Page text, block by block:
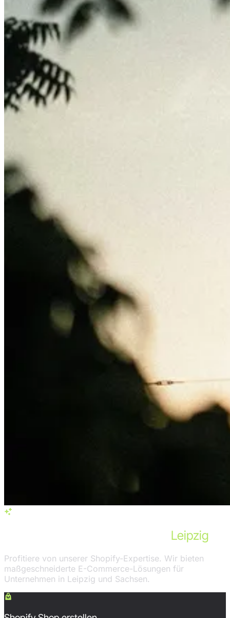
Leipzig
Profitiere von unserer Shopify-Expertise. Wir bieten
maßgeschneiderte E-Commerce-Lösungen für
Unternehmen in Leipzig und Sachsen.